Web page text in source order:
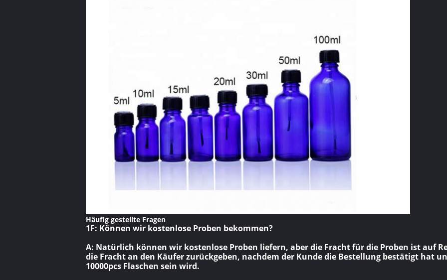
Häufig gestellte Fragen
1F: Können wir kostenlose Proben bekommen?
A: Natürlich können wir kostenlose Proben liefern, aber die Fracht für die Proben ist auf
die Fracht an den Käufer zurückgeben, nachdem der Kunde die Bestellung bestätigt hat
10000pcs Flaschen sein wird.